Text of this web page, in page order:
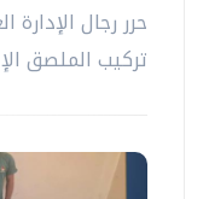
تركيب الملصق